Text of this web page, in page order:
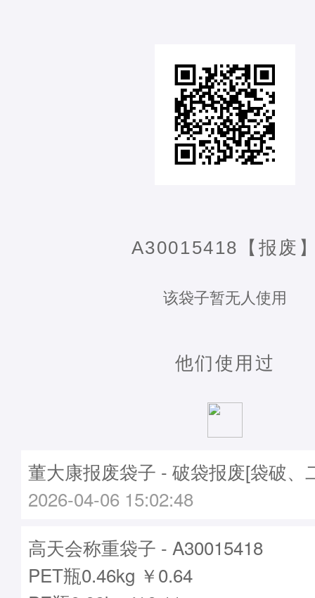
A30015418【报废
该袋子暂无人使用
他们使用过
董大康报废袋子 - 破袋报废[袋破、
2026-04-06 15:02:48
高天会称重袋子 - A30015418
PET瓶0.46kg ￥0.64